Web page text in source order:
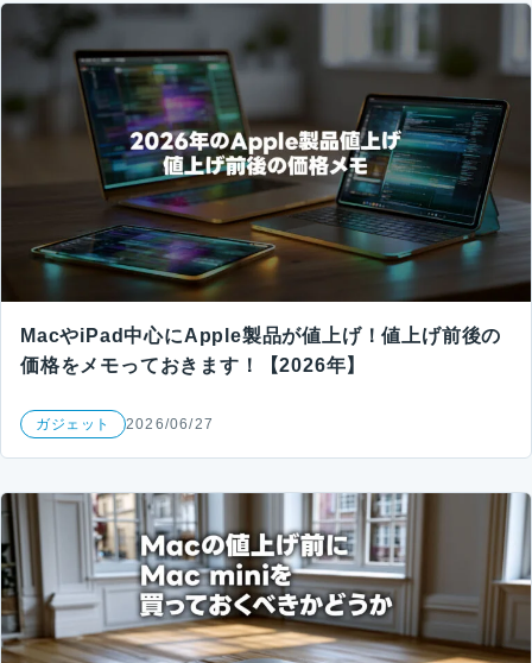
MacやiPad中心にApple製品が値上げ！値上げ前後の
価格をメモっておきます！【2026年】
ガジェット 2026/06/27